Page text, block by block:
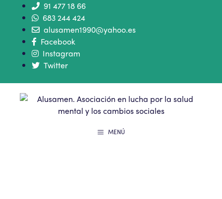
91 477 18 66
683 244 424
alusamen1990@yahoo.es
Facebook
Instagram
Twitter
MENÚ